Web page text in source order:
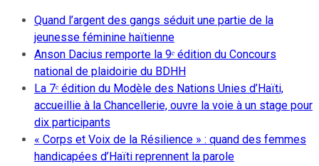
Quand l’argent des gangs séduit une partie de la
jeunesse féminine haïtienne
Anson Dacius remporte la 9ᵉ édition du Concours
national de plaidoirie du BDHH
La 7ᵉ édition du Modèle des Nations Unies d’Haïti,
accueillie à la Chancellerie, ouvre la voie à un stage pour
dix participants
« Corps et Voix de la Résilience » : quand des femmes
handicapées d’Haïti reprennent la parole